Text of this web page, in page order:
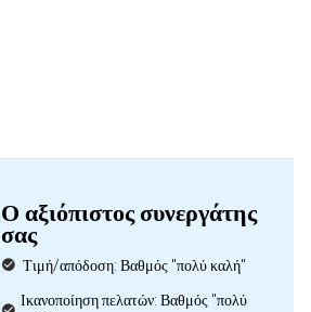
Ο αξιόπιστος συνεργάτης
σας
Τιμή/απόδοση: Βαθμός "πολύ καλή"
Ικανοποίηση πελατών: Βαθμός "πολύ